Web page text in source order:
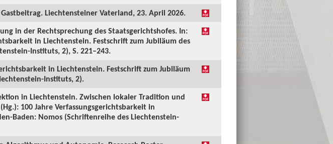
Liechtensteiner Vaterland, 23. April 2026.
in der Rechtsprechung des Staatsgerichtshofes. In:
in Liechtenstein. Festschrift zum Jubiläum des
Instituts, 2), S. 221–243.
in Liechtenstein. Festschrift zum Jubiläum
Instituts, 2).
in Liechtenstein. Zwischen lokaler Tradition und
100 Jahre Verfassungsgerichtsbarkeit in
Baden: Nomos (Schriftenreihe des Liechtenstein-